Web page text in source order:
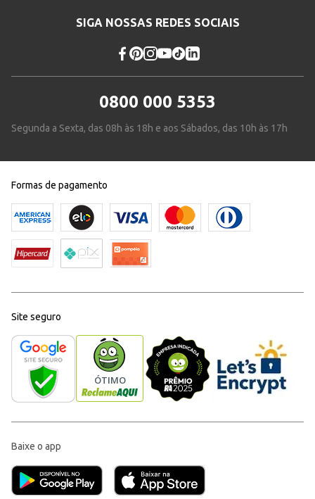
SIGA NOSSAS REDES SOCIAIS
0800 000 5353
Segunda a Sexta, das 08h às 18h e aos Sábados, das 10h às 17h
Formas de pagamento
Site seguro
Baixe o app